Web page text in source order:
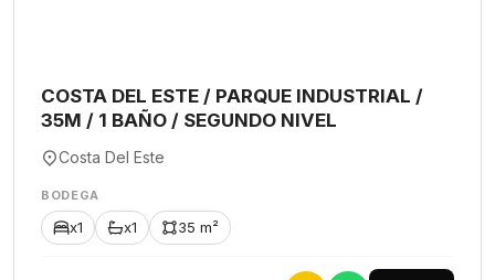
COSTA DEL ESTE / PARQUE INDUSTRIAL /
35M / 1 BAÑO / SEGUNDO NIVEL
Costa Del Este
BODEGA
x1 x1 35 m²